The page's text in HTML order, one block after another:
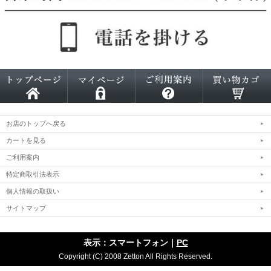
お店のトップへ戻る
カートを見る
ご利用案内
特定商取引法表示
個人情報の取扱い
サイトマップ
表示：スマートフォン｜ PC
Copyright (C) 2008 Zetton All Rights Reserved.